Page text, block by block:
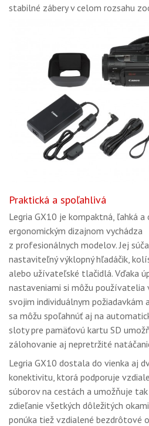
stabilné zábery v celom rozsahu
Praktická a spoľahlivá
Legria GX10 je kompaktná, ľahká
ergonomickým dizajnom vychádza
z profesionálnych modelov. Jej
nastaviteľný výklopný hľadáčik,
alebo užívateľské tlačidlá. Vďaka
nastaveniami si môžu používatelia
svojim individuálnym požiadavkám
sa môžu spoľahnúť aj na
sloty pre pamäťovú kartu SD
zálohovanie aj nepretržité
Legria GX10 dostala do vienka aj
konektivitu, ktorá podporuje
súborov na cestách a umožňuje
zdieľanie všetkých dôležitých
ponúka tiež vzdialené bezdrôtové